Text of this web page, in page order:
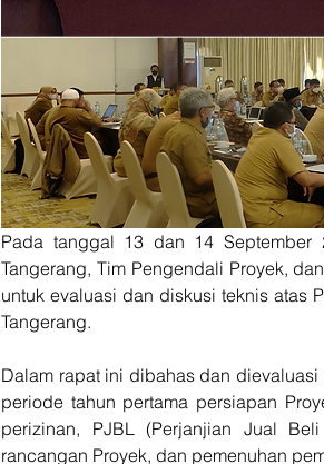
Pada tanggal 13 dan 14 September
Tangerang, Tim Pengendali Proyek,
untuk evaluasi dan diskusi teknis atas
Tangerang.
Dalam rapat ini dibahas dan
periode tahun pertama persiapan
perizinan, PJBL (Perjanjian Jual
rancangan Proyek, dan pemenuhan